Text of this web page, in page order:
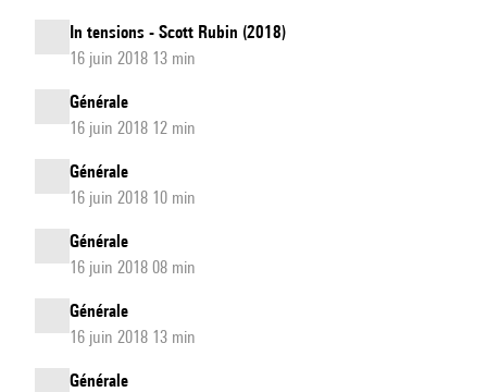
In tensions - Scott Rubin (2018)
16 juin 2018 13 min
Générale
16 juin 2018 12 min
Générale
16 juin 2018 10 min
Générale
16 juin 2018 08 min
Générale
16 juin 2018 13 min
Générale